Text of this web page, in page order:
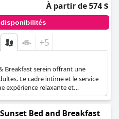
À partir de 574 $
disponibilités
+5
Breakfast serein offrant une
Le cadre intime et le service
expérience relaxante et
offre un accès facile aux
une atmosphère paisible.
Bed and Breakfast